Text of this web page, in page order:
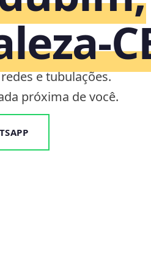
e tubulações.
próxima de você.